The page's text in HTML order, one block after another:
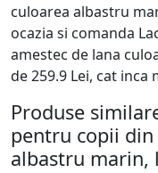
culoarea albastru
ocazia si comanda
amestec de lana
de 259.9 Lei, cat inca
Produse
pentru copii din
albastru marin,